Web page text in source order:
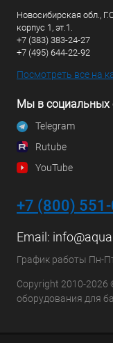
Новосибирская обл.,
корпус 1, эт.1.
+7 (383) 383-24-27
+7 (495) 644-22-92
Посмотреть все на
Мы в социальных
Telegram
Rutube
YouTube
+7 (800)
Email:
График работы Пн-
Copyright 2010-2026
оборудования для